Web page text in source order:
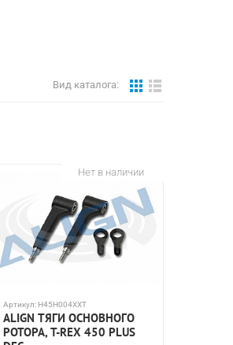
Вид каталога:
Нет в наличии
Артикул: H45H004XXT
ALIGN ТЯГИ ОСНОВНОГО
РОТОРА, T-REX 450 PLUS